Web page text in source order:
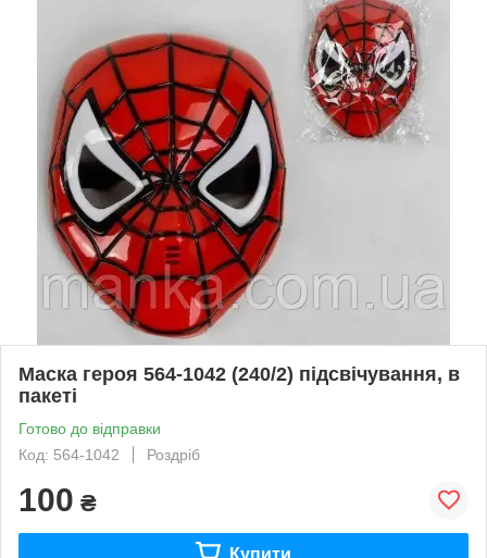
Маска героя 564-1042 (240/2) підсвічування, в
пакеті
Готово до відправки
Код: 564-1042
Роздріб
100 ₴
Купити